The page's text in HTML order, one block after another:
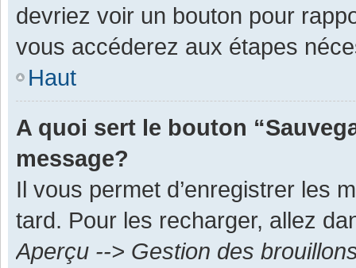
devriez voir un bouton pour
vous accéderez aux étapes
Haut
A quoi sert le bouton
message?
Il vous permet d’enregistrer les
tard. Pour les recharger, allez
Aperçu --> Gestion des